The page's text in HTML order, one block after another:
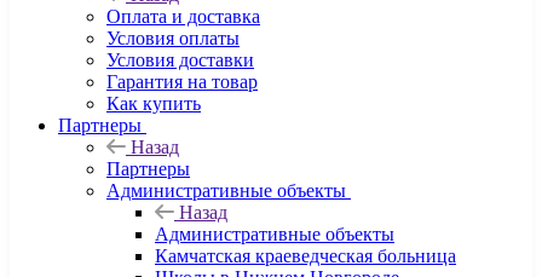
Оплата и доставка
Условия оплаты
Условия доставки
Гарантия на товар
Как купить
Партнеры
Назад
Партнеры
Административные объекты
Назад
Административные объекты
Камчатская краеведческая больница